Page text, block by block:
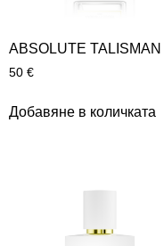
ABSOLUTE TALISMAN
50 €
Добавяне в количката